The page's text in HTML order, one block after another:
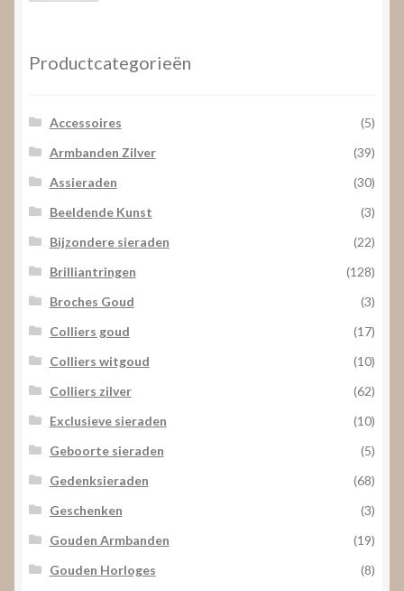
Productcategorieën
Accessoires
(5)
Armbanden Zilver
(39)
Assieraden
(30)
Beeldende Kunst
(3)
Bijzondere sieraden
(22)
Brilliantringen
(128)
Broches Goud
(3)
Colliers goud
(17)
Colliers witgoud
(10)
Colliers zilver
(62)
Exclusieve sieraden
(10)
Geboorte sieraden
(5)
Gedenksieraden
(68)
Geschenken
(3)
Gouden Armbanden
(19)
Gouden Horloges
(8)